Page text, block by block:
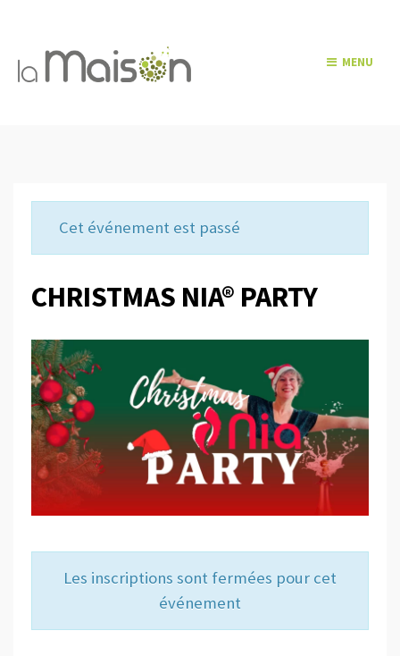
MENU
Cet événement est passé
CHRISTMAS NIA® PARTY
Les inscriptions sont fermées pour cet
événement